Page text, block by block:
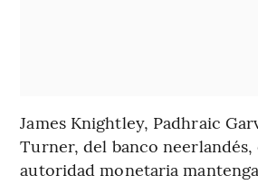
James Knightley, Padhraic
Turner, del banco neerlandés,
autoridad monetaria